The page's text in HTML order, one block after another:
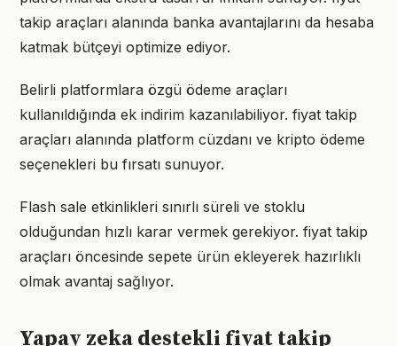
takip araçları alanında banka avantajlarını da hesaba
katmak bütçeyi optimize ediyor.
Belirli platformlara özgü ödeme araçları
kullanıldığında ek indirim kazanılabiliyor. fiyat takip
araçları alanında platform cüzdanı ve kripto ödeme
seçenekleri bu fırsatı sunuyor.
Flash sale etkinlikleri sınırlı süreli ve stoklu
olduğundan hızlı karar vermek gerekiyor. fiyat takip
araçları öncesinde sepete ürün ekleyerek hazırlıklı
olmak avantaj sağlıyor.
Yapay zeka destekli fiyat takip